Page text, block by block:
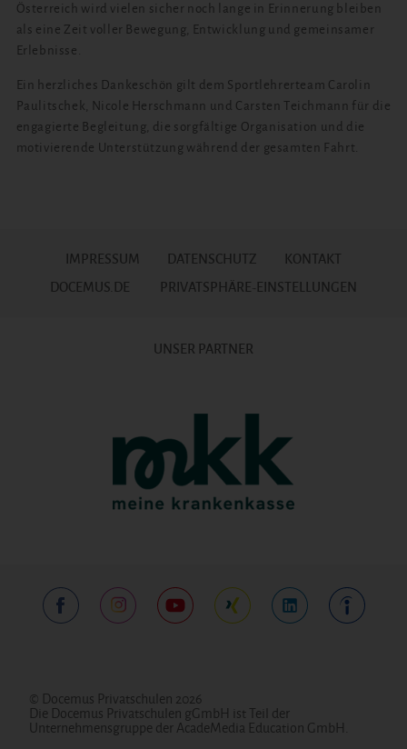
Österreich wird vielen sicher noch lange in Erinnerung bleiben
als eine Zeit voller Bewegung, Entwicklung und gemeinsamer
Erlebnisse.
Ein herzliches Dankeschön gilt dem Sportlehrerteam Carolin
Paulitschek, Nicole Herschmann und Carsten Teichmann für die
engagierte Begleitung, die sorgfältige Organisation und die
motivierende Unterstützung während der gesamten Fahrt.
IMPRESSUM DATENSCHUTZ
KONTAKT
DOCEMUS.DE
PRIVATSPHÄRE-EINSTELLUNGEN
UNSER PARTNER
© Docemus Privatschulen 2026
Die Docemus Privatschulen gGmbH ist Teil der
Unternehmensgruppe der AcadeMedia Education GmbH.